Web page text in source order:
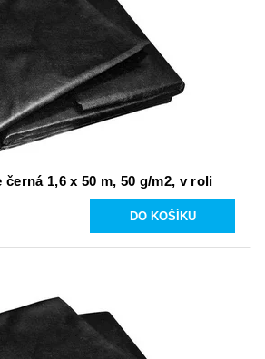
1,6 x 50 m, 50 g/m2, v roli